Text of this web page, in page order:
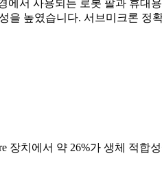
서 사용되는 로봇 팔과 휴대
을 높였습니다. 서브미크론 정
장치에서 약 26%가 생체 적합